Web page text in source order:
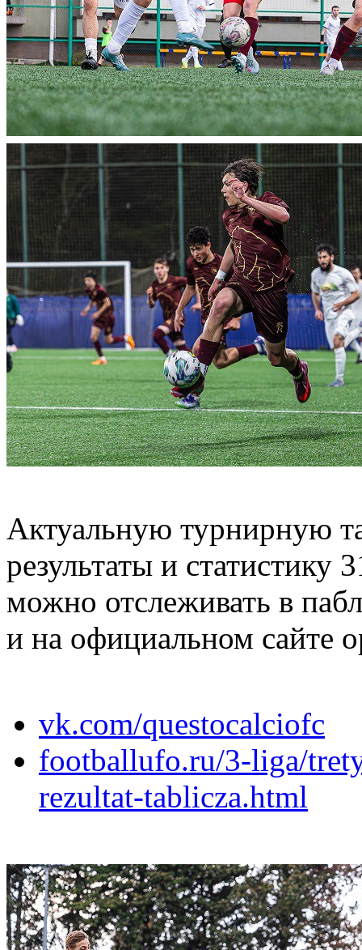
Актуальную турнирную
результаты и
можно отслеживать в
и на официальном сайте
vk.com/questocalciofc
footballufo.ru/3-liga/
rezultat-tablicza.html